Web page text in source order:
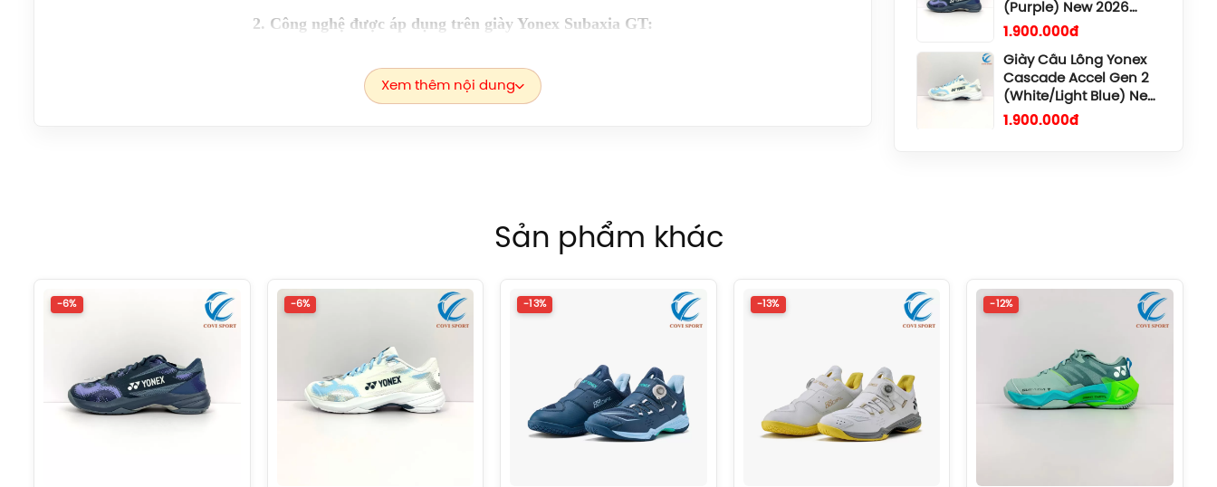
2. Công nghệ được áp dụng trên giày Yonex Subaxia GT:
thoáng và thoải mái ngay cả khi thi đấu cường độ cao.
Công nghệ ổn định ngang, hạn chế tối đa tình trạng trượt chân ở mép đế, giảm thất thoát lực khi di
chuyển biên, cho phép người chơi thực hiện bộ chân linh hoạt và dứt khoát.
Synchro-Fit Insole:
Thiết kế lót giày ôm khít bàn chân, đặc biệt gia cố vùng gót, giúp tăng độ bám, giảm khoảng trống
giữa chân và giày, từ đó tối ưu tốc độ di chuyển, sự thoải mái và hiệu suất thi đấu.
Toe Assist Shape:Thiết kế hỗ trợ mũi giày giúp giảm áp lực lên ngón chân cái, đồng thời tăng cường độ nâng đỡ ở
vòm giữa bàn chân và gót, mang lại độ ổn định vượt trội. Nhờ đó hạn chế thất thoát lực, hỗ trợ bộ chân nhanh và chính
xác hơn.
Xem thêm nội dung
(White/Light Blue) New
2026 Chính Hãng
1.900.000đ
Giày Asics Court
Hunter FF Women
(1072A112.104) Chính
Hãng
1.919.000đ
Hãng
1.599.000đ
Giày Asics Blade FF 2
Women (1072A120.104)
Chính Hãng
2.515.000đ
Giày Cầu Lông Yonex
Sản phẩm khác
-6% -6% -13% -13% -12%